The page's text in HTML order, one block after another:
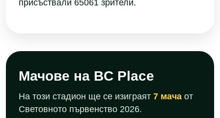
присъствали 65061 зрители.
Мачове на BC Place
На този стадион ще се изиграят 7 мача от
Световното първенство 2026.